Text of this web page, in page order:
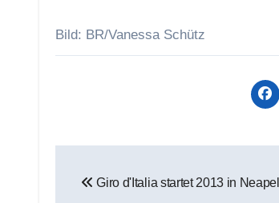
Bild: BR/Vanessa Schütz
Giro d'Italia startet 2013 in Neapel